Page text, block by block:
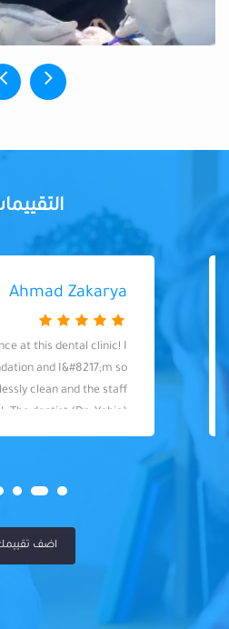
Ahmad Zakarya
at this dental clinic! I
and I&#8217;m so
is spotlessly clean and the staff
The dentist (Dr. Yahia)
skilled, and so friendly. I
of throughout my visit. Highly
اضف